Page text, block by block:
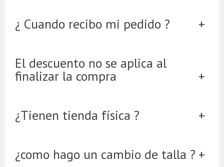
¿ Cuando recibo mi pedido ?
El descuento no se aplica al
finalizar la compra
¿Tienen tienda física ?
¿como hago un cambio de talla ?